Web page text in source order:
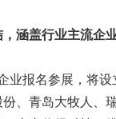
涵盖行业主流企
业报名参展，将设
、青岛大牧人、